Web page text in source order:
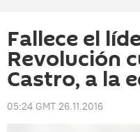
Fallece el
Revolución
Castro, a la
05:24 GMT 26.11.2016